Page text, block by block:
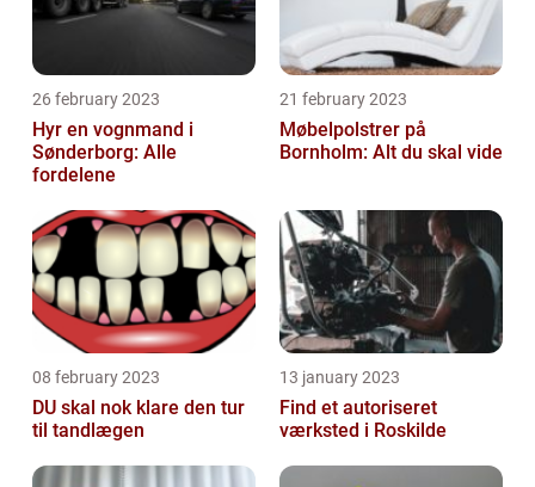
26 february 2023
Hyr en vognmand i
Sønderborg: Alle
fordelene
21 february 2023
Møbelpolstrer på
Bornholm: Alt du skal vide
08 february 2023
DU skal nok klare den tur
til tandlægen
13 january 2023
Find et autoriseret
værksted i Roskilde